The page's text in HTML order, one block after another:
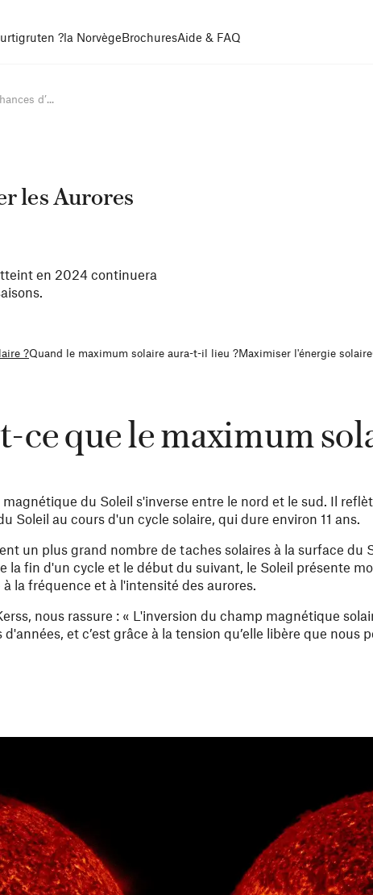
?la NorvègeBrochuresAide & FAQ
d’...
les Aurores
en 2024 continuera
?Quand le maximum solaire aura-t-il lieu ?Maximiser l'énergie solaire
ce que le maximum
du Soleil s'inverse entre le nord et le sud. Il
au cours d'un cycle solaire, qui dure environ 11 ans.
un plus grand nombre de taches solaires à la surface du
fin d'un cycle et le début du suivant, le Soleil présente
la fréquence et à l'intensité des aurores.
nous rassure : « L'inversion du champ magnétique
et c’est grâce à la tension qu’elle libère que nous